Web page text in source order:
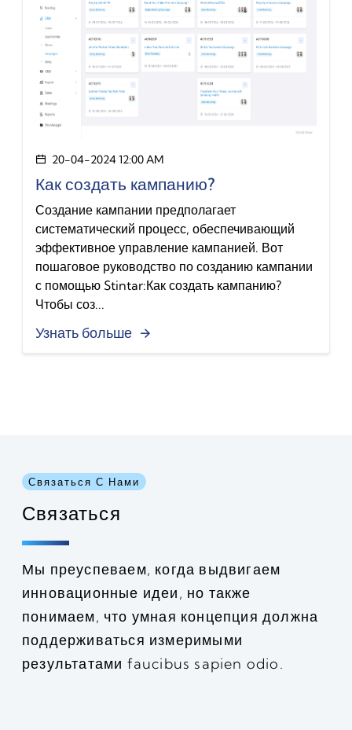
20-04-2024 12:00 AM
Как создать кампанию?
Создание кампании предполагает
систематический процесс, обеспечивающий
эффективное управление кампанией. Вот
пошаговое руководство по созданию кампании
с помощью Stintar:Как создать кампанию?
Чтобы соз...
Узнать больше
Связаться С Нами
Связаться
Мы преуспеваем, когда выдвигаем
инновационные идеи, но также
понимаем, что умная концепция должна
поддерживаться измеримыми
результатами faucibus sapien odio.